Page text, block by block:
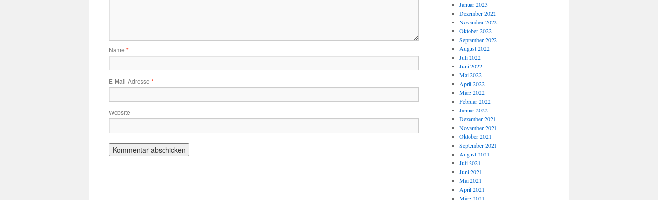
Name *
E-Mail-Adresse *
Website
Januar 2023
Dezember 2022
November 2022
Oktober 2022
September 2022
August 2022
Juli 2022
Juni 2022
Mai 2022
April 2022
März 2022
Februar 2022
Januar 2022
Dezember 2021
November 2021
Oktober 2021
September 2021
August 2021
Juli 2021
Juni 2021
Mai 2021
April 2021
März 2021